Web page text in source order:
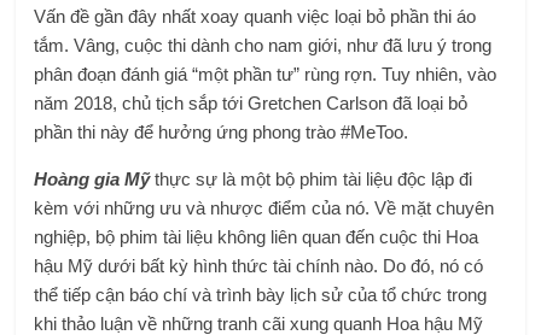
Vấn đề gần đây nhất xoay quanh việc loại bỏ phần thi áo
tắm. Vâng, cuộc thi dành cho nam giới, như đã lưu ý trong
phân đoạn đánh giá “một phần tư” rùng rợn. Tuy nhiên, vào
năm 2018, chủ tịch sắp tới Gretchen Carlson đã loại bỏ
phần thi này để hưởng ứng phong trào #MeToo.
Hoàng gia Mỹthực sự là một bộ phim tài liệu độc lập đi
kèm với những ưu và nhược điểm của nó. Về mặt chuyên
nghiệp, bộ phim tài liệu không liên quan đến cuộc thi Hoa
hậu Mỹ dưới bất kỳ hình thức tài chính nào. Do đó, nó có
thể tiếp cận báo chí và trình bày lịch sử của tổ chức trong
khi thảo luận về những tranh cãi xung quanh Hoa hậu Mỹ